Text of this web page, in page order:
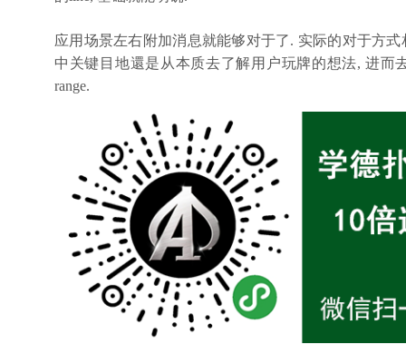
应用场景左右附加消息就能够对于了. 实际的对于方
中关键目地還是从本质去了解用户玩牌的想法, 进而
range.